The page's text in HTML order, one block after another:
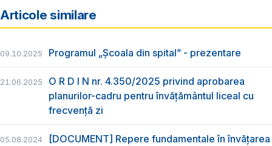
Articole similare
09.10.2025 Programul „Școala din spital” - prezentare
21.06.2025
O R D I N nr. 4.350/2025 privind aprobarea
planurilor-cadru pentru învățământul liceal cu
frecvență zi
05.08.2024
[DOCUMENT] Repere fundamentale în învățarea